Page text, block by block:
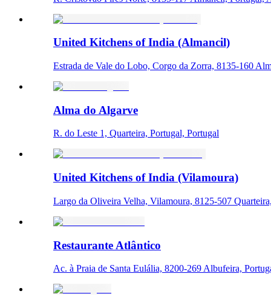
United Kitchens of India (Almancil)
Estrada de Vale do Lobo, Corgo da Zorra, 8135-160
Alma do Algarve
R. do Leste 1, Quarteira, Portugal, Portugal
United Kitchens of India (Vilamoura)
Largo da Oliveira Velha, Vilamoura, 8125-507
Restaurante Atlântico
Ac. à Praia de Santa Eulália, 8200-269 Albufeira,